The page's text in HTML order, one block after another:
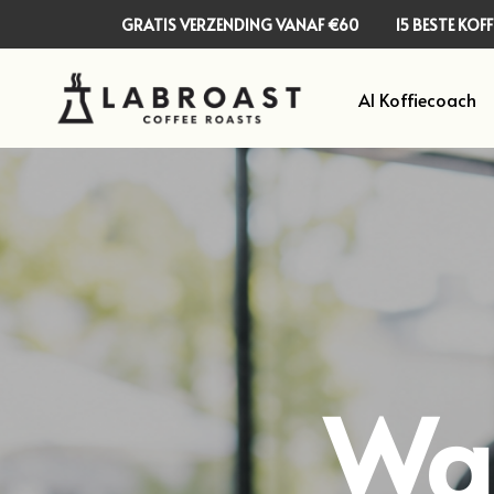
GRATIS VERZENDING VANAF €60 15 BESTE
AI Koffiecoach